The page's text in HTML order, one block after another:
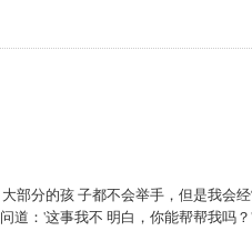
部分的孩 子都不会举手，但是我会
道：'这事我不 明白，你能帮帮我吗